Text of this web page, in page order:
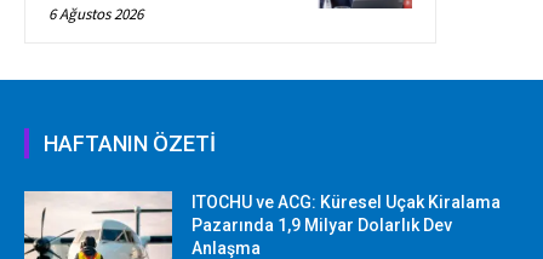
6 Ağustos 2026
HAFTANIN ÖZETİ
ITOCHU ve ACG: Küresel Uçak Kiralama
Pazarında 1,9 Milyar Dolarlık Dev
Anlaşma